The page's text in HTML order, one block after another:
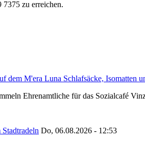
7375 zu erreichen.
dem M'era Luna Schlafsäcke, Isomatten
Ehrenamtliche für das Sozialcafé
Do, 06.08.2026 - 12:53